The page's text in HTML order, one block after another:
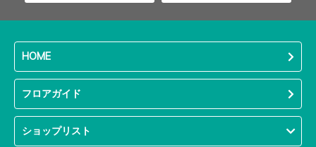
HOME
フロアガイド
ショップリスト